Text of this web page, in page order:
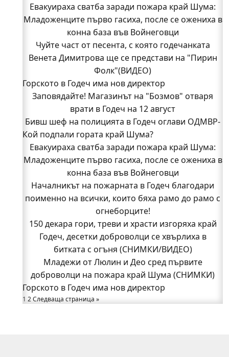
Евакуираха сватба заради пожара край Шума:
Младоженците първо гасиха, после се ожениха в
конна база във Войнеговци
Чуйте част от песента, с която годечанката
Венета Димитрова ще се представи на "Пирин
Фолк"(ВИДЕО)
Горското в Годеч има нов директор
Заповядайте! Магазинът на "Бозмов" отваря
врати в Годеч на 12 август
Бивш шеф на полицията в Годеч оглави ОДМВР-
Видин
Кой подпали гората край Шума?
Младежи от Люлин и Део сред първите
доброволци на пожара край Шума (СНИМКИ)
Началникът на пожарната в Годеч благодари
поименно на всички, които бяха рамо до рамо с
огнеборците!
150 декара гори, треви и храсти изгоряха край
Годеч, десетки доброволци се хвърлиха в
битката с огъня (СНИМКИ/ВИДЕО)
Полицията влиза в селата
Възможни са прекъсвания на тока утре в части
от община Годеч
Какво накара Яна и Станимир да изберат Годеч
Кой подпали гората край Шума?
Евакуираха сватба заради пожара край Шума:
Младоженците първо гасиха, после се ожениха в
конна база във Войнеговци
Началникът на пожарната в Годеч благодари
поименно на всички, които бяха рамо до рамо с
огнеборците!
150 декара гори, треви и храсти изгоряха край
Годеч, десетки доброволци се хвърлиха в
битката с огъня (СНИМКИ/ВИДЕО)
Младежи от Люлин и Део сред първите
доброволци на пожара край Шума (СНИМКИ)
Горското в Годеч има нов директор
1 2Следваща страница »